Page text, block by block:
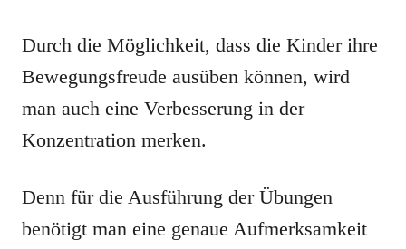
Durch die Möglichkeit, dass die Kinder ihre
Bewegungsfreude ausüben können, wird
man auch eine Verbesserung in der
Konzentration merken.
Denn für die Ausführung der Übungen
benötigt man eine genaue Aufmerksamkeit